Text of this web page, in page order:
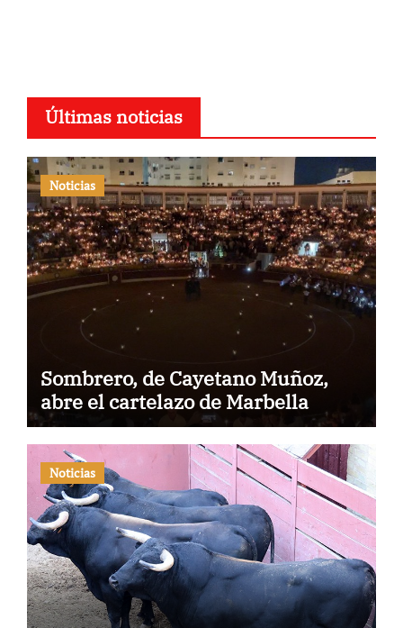
Últimas noticias
Noticias
Sombrero, de Cayetano Muñoz,
abre el cartelazo de Marbella
Noticias